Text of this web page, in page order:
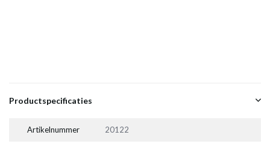
Productspecificaties
Artikelnummer 20122